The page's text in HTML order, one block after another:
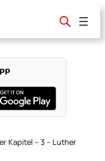
Kapitel – 3 – Luther